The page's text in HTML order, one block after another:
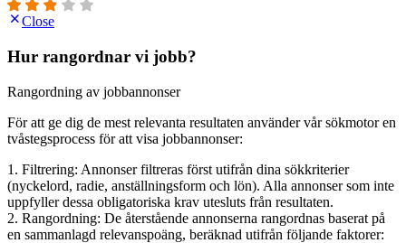
Close
Hur rangordnar vi jobb?
Rangordning av jobbannonser
För att ge dig de mest relevanta resultaten använder vår sökmotor en
tvåstegsprocess för att visa jobbannonser:
1. Filtrering: Annonser filtreras först utifrån dina sökkriterier
(nyckelord, radie, anställningsform och lön). Alla annonser som inte
uppfyller dessa obligatoriska krav utesluts från resultaten.
2. Rangordning: De återstående annonserna rangordnas baserat på
en sammanlagd relevanspoäng, beräknad utifrån följande faktorer: